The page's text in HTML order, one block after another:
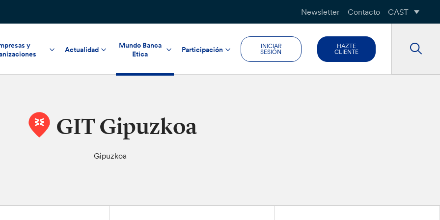
Newsletter Contacto CAST
y
Actualidad
Mundo Banca
Etica
Participación
INICIAR
SESIÓN
HAZTE
CLIENTE
GIT Gipuzkoa
Gipuzkoa